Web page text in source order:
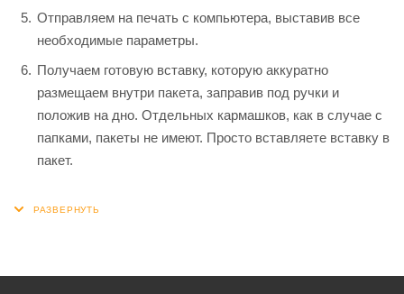
Отправляем на печать с компьютера, выставив все
необходимые параметры.
Получаем готовую вставку, которую аккуратно
размещаем внутри пакета, заправив под ручки и
положив на дно. Отдельных кармашков, как в случае с
папками, пакеты не имеют. Просто вставляете вставку в
пакет.